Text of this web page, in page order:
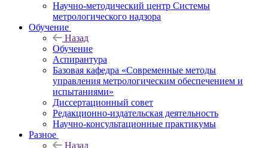
Научно-методический центр Системы
метрологического надзора
Обучение
Назад
Обучение
Аспирантура
Базовая кафедра «Современные методы
управления метрологическим обеспечением и
испытаниями»
Диссертационный совет
Редакционно-издательская деятельность
Научно-консультационные практикумы
Разное
Назад